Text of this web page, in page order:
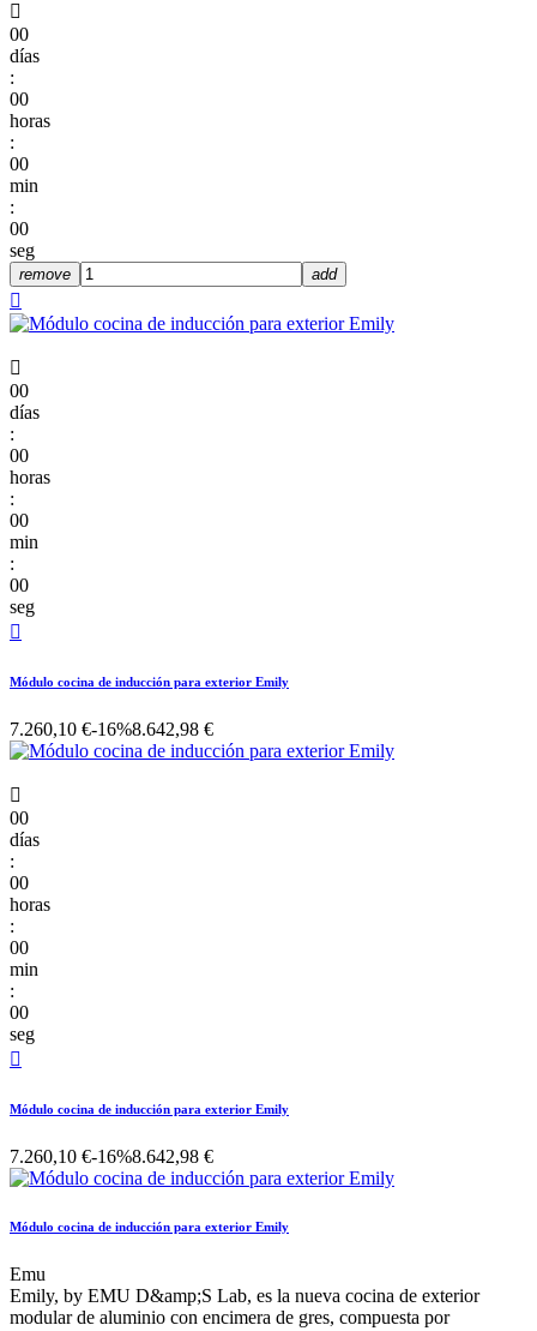

00
días
:
00
horas
:
00
min
:
00
seg
remove add


00
días
:
00
horas
:
00
min
:
00
seg

Módulo cocina de inducción para exterior Emily
7.260,10 €-16%8.642,98 €

00
días
:
00
horas
:
00
min
:
00
seg

Módulo cocina de inducción para exterior Emily
7.260,10 €-16%8.642,98 €
Módulo cocina de inducción para exterior Emily
Emu
Emily, by EMU D&amp;S Lab, es la nueva cocina de exterior
modular de aluminio con encimera de gres, compuesta por